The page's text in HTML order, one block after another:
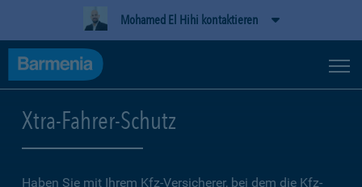
Mohamed El Hihi kontaktieren
Xtra-Fahrer-Schutz
Haben Sie mit Ihrem Kfz-Versicherer, bei dem die Kfz-